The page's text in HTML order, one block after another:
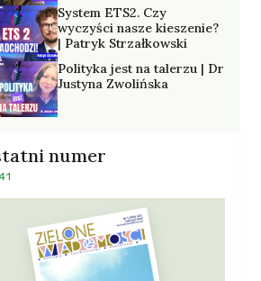
System ETS2. Czy
wyczyści nasze kieszenie?
| Patryk Strzałkowski
Polityka jest na talerzu | Dr
Justyna Zwolińska
numer